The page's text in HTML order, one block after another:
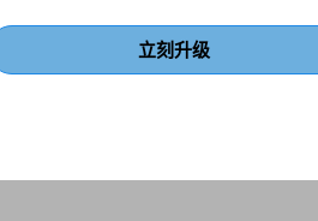
遮罩
立刻升级